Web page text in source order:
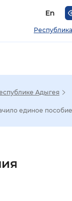
En
Адыгея
единое пособие